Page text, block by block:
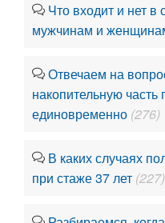
Что входит и нет
мужчинам и
Отвечаем на
накопительную часть
единовременно (276)
В каких случаях
при стаже 37 лет (227)